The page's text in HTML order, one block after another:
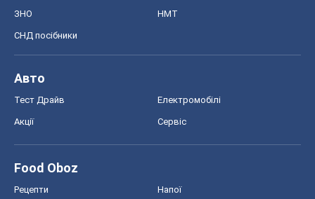
ЗНО НМТ
СНД посібники
Авто
Тест Драйв Електромобілі
Акції Сервіс
Food Oboz
Рецепти Напої